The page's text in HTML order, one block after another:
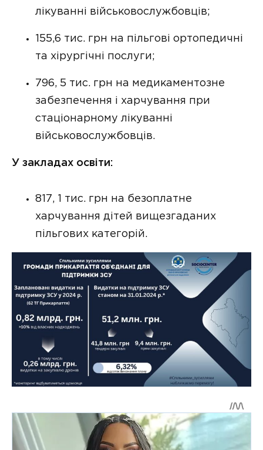
лікуванні військовослужбовців;
155,6 тис. грн на пільгові ортопедичні
та хірургічні послуги;
796, 5 тис. грн на медикаментозне
забезпечення і харчування при
стаціонарному лікуванні
військовослужбовців.
У закладах освіти:
817, 1 тис. грн на безоплатне
харчування дітей вищезгаданих
пільгових категорій.